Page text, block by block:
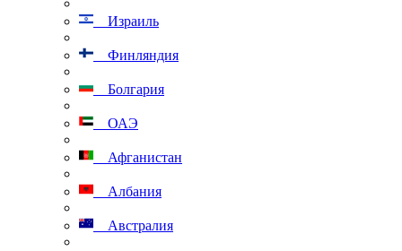
Израиль
Финляндия
Болгария
ОАЭ
Афганистан
Албания
Австралия